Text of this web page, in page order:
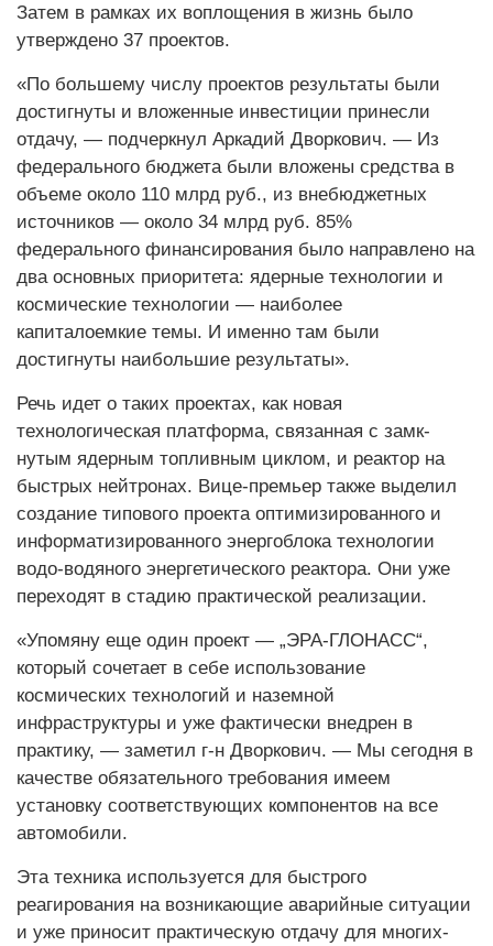
Затем в рамках их воплощения в жизнь было
утверждено 37 проектов.
«По большему числу проектов результаты были
достигнуты и вложенные инвестиции принесли
отдачу, — подчеркнул Аркадий Дворкович. — Из
федерального бюджета были вложены средства в
объеме около 110 млрд руб., из внебюджетных
источников — около 34 млрд руб. 85%
федерального финансирования было направлено на
два основных приоритета: ядерные технологии и
космичес­кие технологии — наиболее
капиталоемкие темы. И именно там были
достигнуты наибольшие результаты».
Речь идет о таких проектах, как новая
технологическая платформа, связанная с замк­
нутым ядерным топливным цик­лом, и реактор на
быстрых нейтронах. Вице-премьер также выделил
создание типового проекта оптимизированного и
информатизированного энергоблока технологии
водо-водяного энергетического реактора. Они уже
переходят в стадию практической реализации.
«Упомяну еще один проект — „ЭРА-ГЛОНАСС“,
который сочетает в себе использование
космических технологий и наземной
инфраструктуры и уже фактически внедрен в
практику, — заметил г-н Дворкович. — Мы сегодня в
качестве обязательного требования имеем
установку соответствующих компонентов на все
автомобили.
Эта техника используется для быстрого
реагирования на возникающие аварийные ситуации
и уже приносит практическую отдачу для многих-